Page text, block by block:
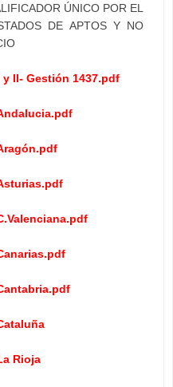
ÚNICO POR EL
DE APTOS Y NO
II- Gestión 1437.pdf
Rioja